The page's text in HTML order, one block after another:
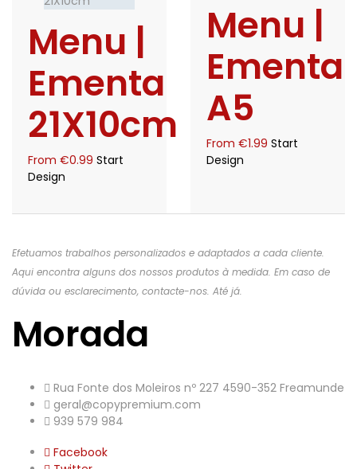
Menu |
Ementa
21X10cm
From €0.99 Start
Design
Menu |
Ementa
A5
From €1.99 Start
Design
Efetuamos trabalhos personalizados e adaptados a cada cliente.
Aqui encontra alguns dos nossos produtos à medida. Em caso de
dúvida ou esclarecimento, contacte-nos. Até já.
Morada
Rua Fonte dos Moleiros nº 227 4590-352 Freamunde
geral@copypremium.com
939 579 984
Facebook